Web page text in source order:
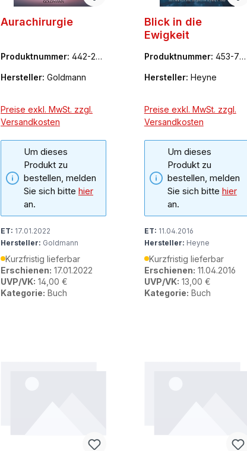
Aurachirurgie
Produktnummer: 442-223
Hersteller: Goldmann
Preise exkl. MwSt. zzgl.
Versandkosten
Um dieses
Produkt zu
bestellen, melden
Sie sich bitte hier
an.
ET: 17.01.2022
Hersteller: Goldmann
Kurzfristig lieferbar
Erschienen: 17.01.2022
UVP/VK: 14,00 €
Kategorie: Buch
Blick in die
Ewigkeit
Produktnummer: 453-703
Hersteller: Heyne
Preise exkl. MwSt. zzgl.
Versandkosten
Um dieses
Produkt zu
bestellen, melden
Sie sich bitte hier
an.
ET: 11.04.2016
Hersteller: Heyne
Kurzfristig lieferbar
Erschienen: 11.04.2016
UVP/VK: 13,00 €
Kategorie: Buch